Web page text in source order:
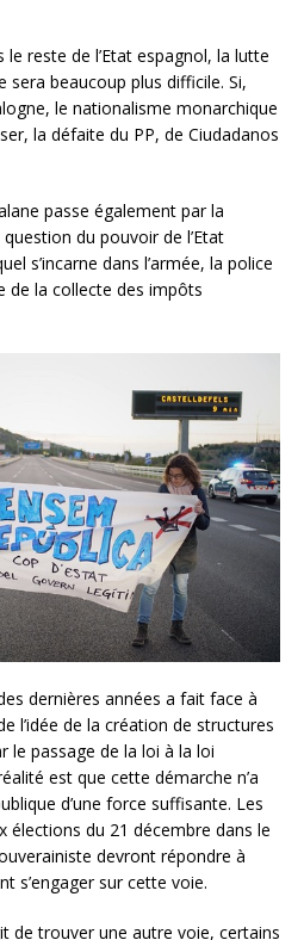
reste de l’Etat espagnol, la lutte
sera beaucoup plus difficile. Si,
le nationalisme monarchique
la défaite du PP, de Ciudadanos
passe également par la
du pouvoir de l’Etat
s’incarne dans l’armée, la police
de la collecte des impôts
dernières années a fait face à
l’idée de la création de structures
le passage de la loi à la loi
est que cette démarche n’a
d’une force suffisante. Les
élections du 21 décembre dans le
devront répondre à
s’engager sur cette voie.
de trouver une autre voie, certains